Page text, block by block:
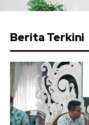
Berita Terkini